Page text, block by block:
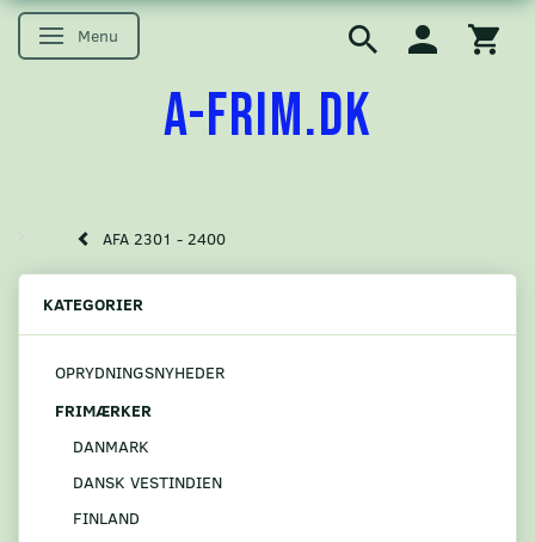
Skifte navigation
Menu
A-FRIM.DK
AFA 2301 - 2400
KATEGORIER
OPRYDNINGSNYHEDER
FRIMÆRKER
DANMARK
DANSK VESTINDIEN
FINLAND